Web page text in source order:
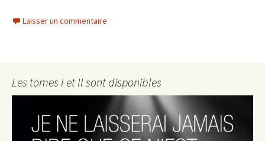
Laisser un commentaire
Les tomes I et II sont disponibles